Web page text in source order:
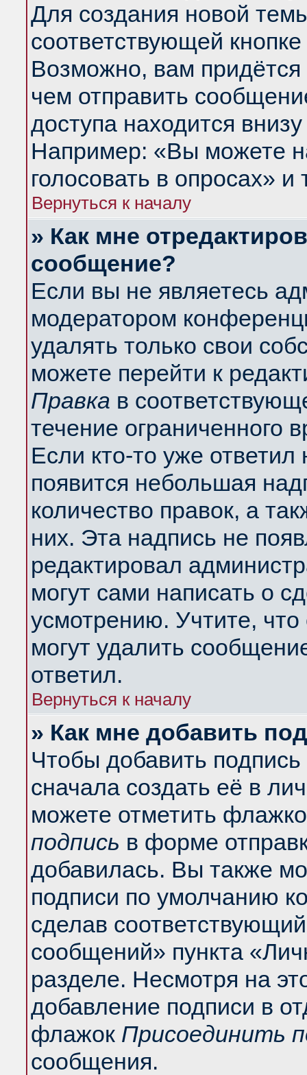
Для создания новой
соответствующей
Возможно, вам придётся
чем отправить
доступа находится
Например: «Вы можете
голосовать в опросах» и
Вернуться к началу
» Как мне
сообщение?
Если вы не являетесь
модератором
удалять только свои
можете перейти к
Правка в
течение ограниченного
Если кто-то уже
появится небольшая
количество правок, а
них. Эта надпись не
редактировал
могут сами написать о
усмотрению. Учтите,
могут удалить
ответил.
Вернуться к началу
» Как мне добавить
Чтобы добавить
сначала создать её в
можете отметить
подпись в форме
добавилась. Вы также
подписи по умолчанию
сделав
сообщений» пункта
разделе. Несмотря на
добавление подписи в
флажок Присоединить
сообщения.